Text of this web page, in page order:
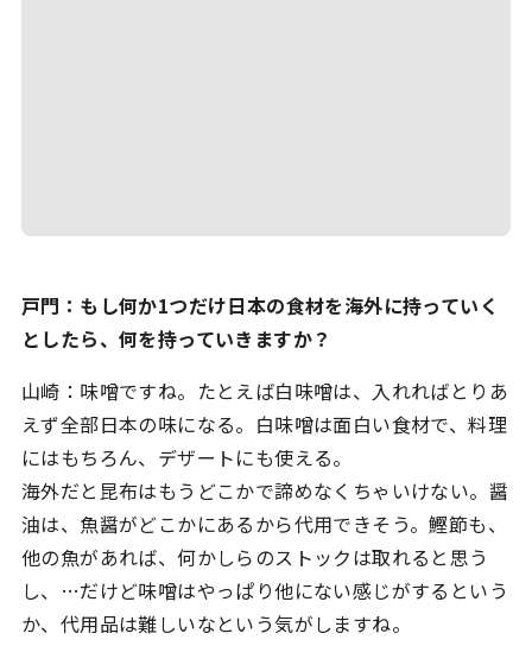
戸門：もし何か1つだけ日本の食材を海外に持っていく
としたら、何を持っていきますか？
山崎：味噌ですね。たとえば白味噌は、入れればとりあ
えず全部日本の味になる。白味噌は面白い食材で、料理
にはもちろん、デザートにも使える。
海外だと昆布はもうどこかで諦めなくちゃいけない。醤
油は、魚醤がどこかにあるから代用できそう。鰹節も、
他の魚があれば、何かしらのストックは取れると思う
し、…だけど味噌はやっぱり他にない感じがするという
か、代用品は難しいなという気がしますね。